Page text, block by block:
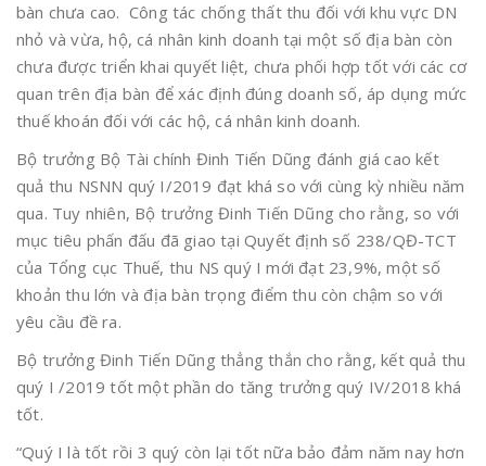
bàn chưa cao. Công tác chống thất thu đối với khu vực DN
nhỏ và vừa, hộ, cá nhân kinh doanh tại một số địa bàn còn
chưa được triển khai quyết liệt, chưa phối hợp tốt với các cơ
quan trên địa bàn để xác định đúng doanh số, áp dụng mức
thuế khoán đối với các hộ, cá nhân kinh doanh.
Bộ trưởng Bộ Tài chính Đinh Tiến Dũng đánh giá cao kết
quả thu NSNN quý I/2019 đạt khá so với cùng kỳ nhiều năm
qua. Tuy nhiên, Bộ trưởng Đinh Tiến Dũng cho rằng, so với
mục tiêu phấn đấu đã giao tại Quyết định số 238/QĐ-TCT
của Tổng cục Thuế, thu NS quý I mới đạt 23,9%, một số
khoản thu lớn và địa bàn trọng điểm thu còn chậm so với
yêu cầu đề ra.
Bộ trưởng Đinh Tiến Dũng thẳng thắn cho rằng, kết quả thu
quý I /2019 tốt một phần do tăng trưởng quý IV/2018 khá
tốt.
“Quý I là tốt rồi 3 quý còn lại tốt nữa bảo đảm năm nay hơn